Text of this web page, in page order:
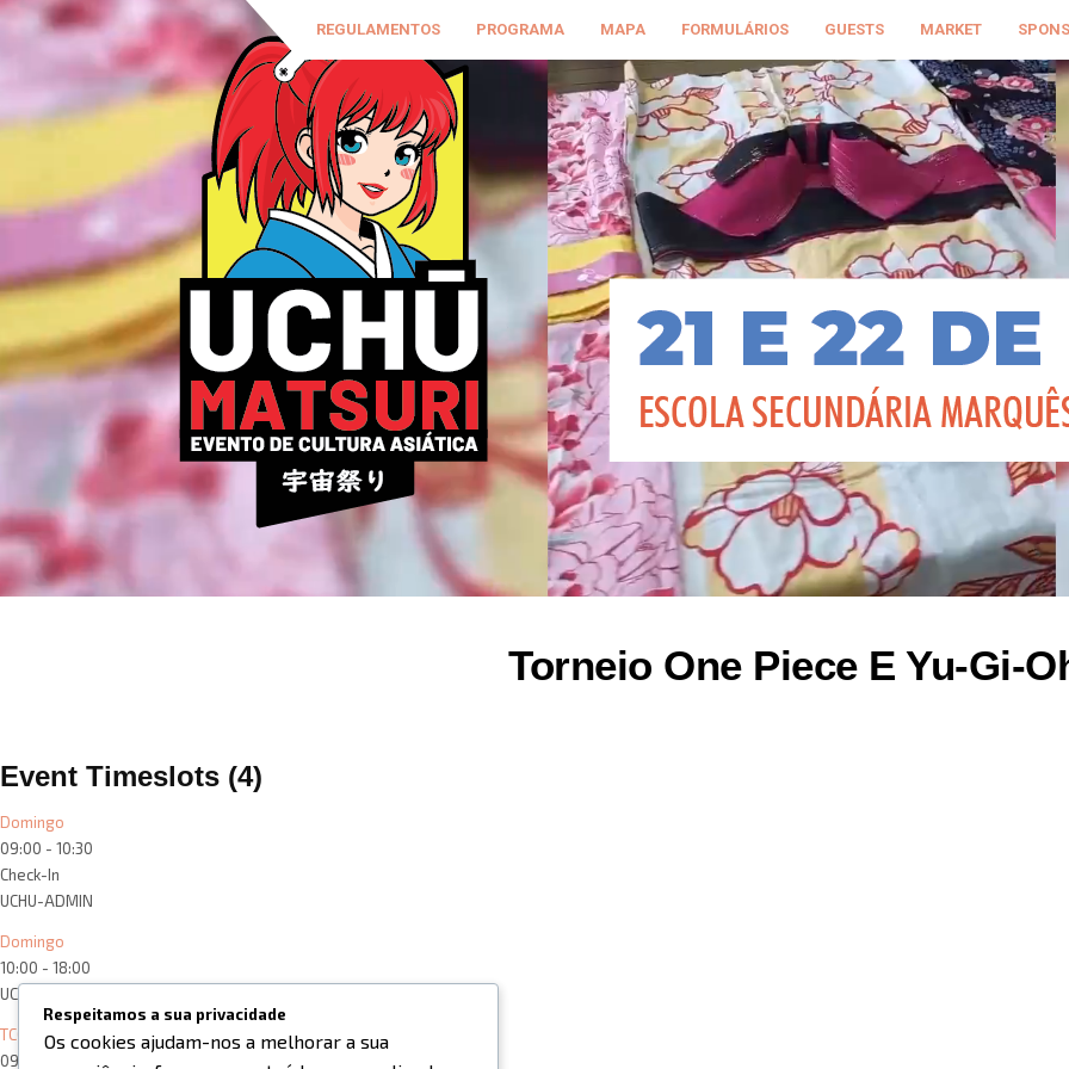
REGULAMENTOS PROGRAMA MAPA FORMULÁRIOS GUESTS MARKET
Torneio One Piece E Yu-Gi-
Event Timeslots (4)
Domingo
09:00 - 10:30
Check-In
UCHU-ADMIN
Domingo
10:00 - 18:00
UCHU-ADMIN
TCG
09:00
Respeitamos a sua privacidade
Os cookies ajudam-nos a melhorar a sua